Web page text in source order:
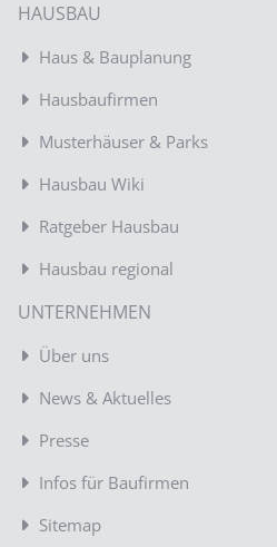
HAUSBAU
Haus & Bauplanung
Hausbaufirmen
Musterhäuser & Parks
Hausbau Wiki
Ratgeber Hausbau
Hausbau regional
UNTERNEHMEN
Über uns
News & Aktuelles
Presse
Infos für Baufirmen
Sitemap